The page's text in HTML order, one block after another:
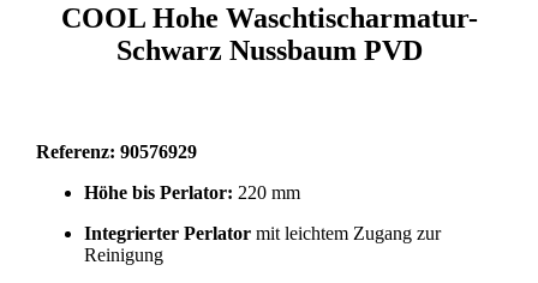
COOL Hohe Waschtischarmatur-
Schwarz Nussbaum PVD
Referenz: 90576929
Höhe bis Perlator: 220 mm
Integrierter Perlatormit leichtem Zugang zur
Reinigung